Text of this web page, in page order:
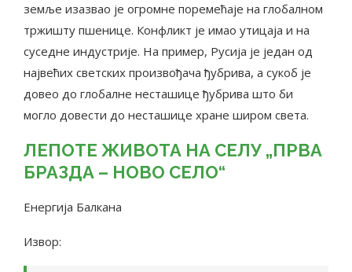
земље изазвао је огромне поремећаје на глобалном
тржишту пшенице. Конфликт је имао утицаја и на
суседне индустрије. На пример, Русија је један од
највећих светских произвођача ђубрива, а сукоб је
довео до глобалне несташице ђубрива што би
могло довести до несташице хране широм света.
ЛЕПОТЕ ЖИВОТА НА СЕЛУ „ПРВА
БРАЗДА – НОВО СЕЛО“
Енергија Балкана
Извор: